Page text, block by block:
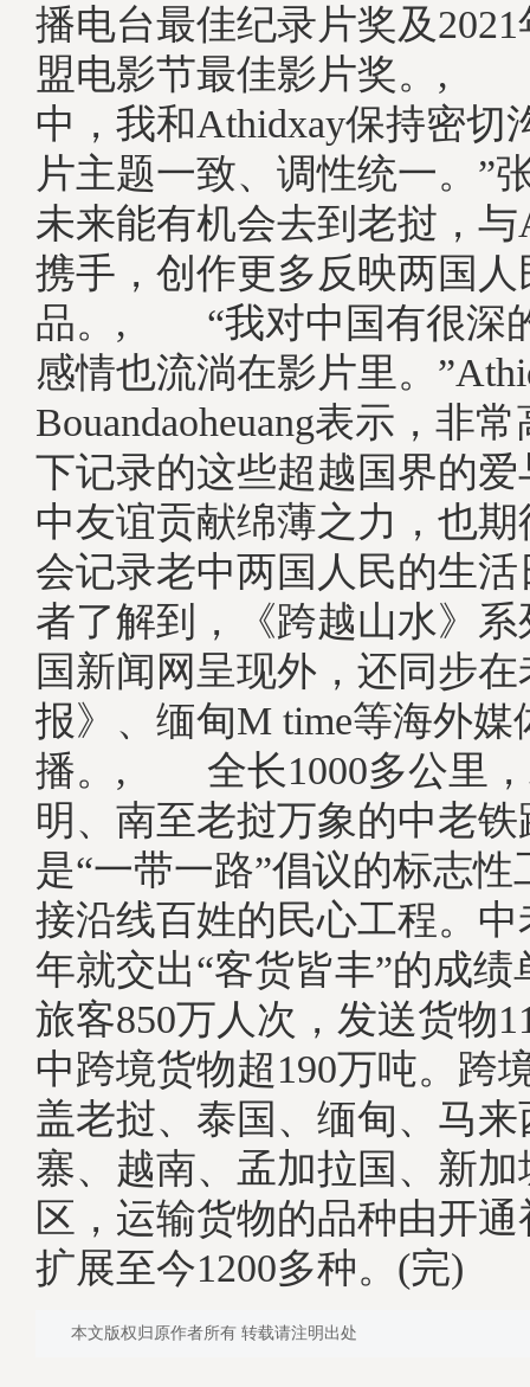
播电台最佳纪录片奖及
盟电影节最佳影片奖。,
中，我和Athidxay保持密切
片主题一致、调性统一。”
未来能有机会去到老挝，与
携手，创作更多反映两国
品。, “我对中国有很深
感情也流淌在影片里。
Bouandaoheuang表示，非
下记录的这些超越国界的
中友谊贡献绵薄之力，也
会记录老中两国人民的
者了解到，《跨越山水》
国新闻网呈现外，还同步
报》、缅甸M time等海外媒
播。, 全长1000多公里，
明、南至老挝万象的中老
是“一带一路”倡议的标志
接沿线百姓的民心工程。
年就交出“客货皆丰”的成
旅客850万人次，发送货物
中跨境货物超190万吨。跨
盖老挝、泰国、缅甸、马
寨、越南、孟加拉国、新
区，运输货物的品种由开
扩展至今1200多种。(完)
本文版权归原作者所有 转载请注明出处